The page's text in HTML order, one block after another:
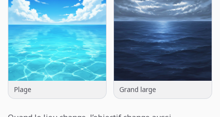
Plage Grand large